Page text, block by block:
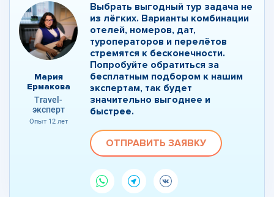
Мария
Ермакова
Travel-
эксперт
Опыт 12 лет
Выбрать выгодный тур задача не
из лёгких. Варианты комбинации
отелей, номеров, дат,
туроператоров и перелётов
стремятся к бесконечности.
Попробуйте обратиться за
бесплатным подбором к нашим
экспертам, так будет
значительно выгоднее и
быстрее.
ОТПРАВИТЬ ЗАЯВКУ